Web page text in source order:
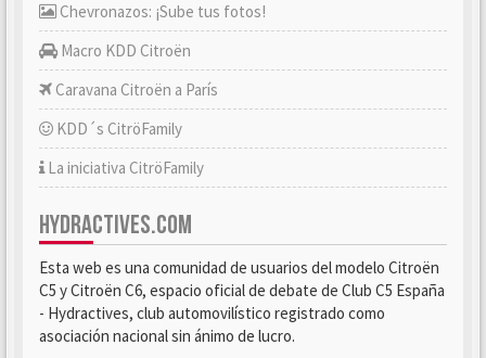
Chevronazos: ¡Sube tus fotos!
Macro KDD Citroën
Caravana Citroën a París
KDD´s CitröFamily
La iniciativa CitröFamily
HYDRACTIVES.COM
Esta web es una comunidad de usuarios del modelo Citroën
C5 y Citroën C6, espacio oficial de debate de Club C5 España
- Hydractives, club automovilístico registrado como
asociación nacional sin ánimo de lucro.